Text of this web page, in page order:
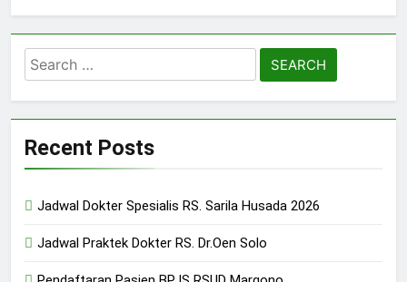
Search
for:
Recent Posts
Jadwal Dokter Spesialis RS. Sarila Husada 2026
Jadwal Praktek Dokter RS. Dr.Oen Solo